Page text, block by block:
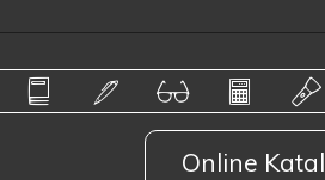
Online